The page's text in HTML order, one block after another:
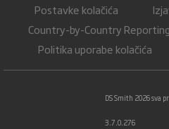
Postavke kolačića
Country-by-Country Reporting
Politika uporabe kolačića
DS Smith 2026 sva
3.7.0.276